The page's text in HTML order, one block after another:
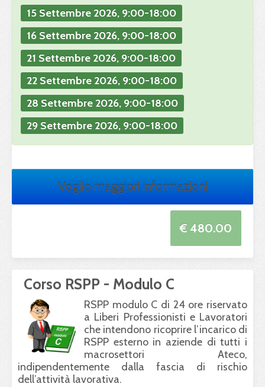
15 Settembre 2026, 9:00-18:00
16 Settembre 2026, 9:00-18:00
21 Settembre 2026, 9:00-18:00
22 Settembre 2026, 9:00-18:00
28 Settembre 2026, 9:00-18:00
29 Settembre 2026, 9:00-18:00
Voglio maggiori informazioni
€ 480.00
Corso RSPP - Modulo C
RSPP modulo C di 24 ore riservato
a Liberi Professionisti e Lavoratori
che intendono ricoprire l’incarico di
RSPP esterno in aziende di tutti i
macrosettori Ateco,
indipendentemente dalla fascia di rischio
dell’attività lavorativa.